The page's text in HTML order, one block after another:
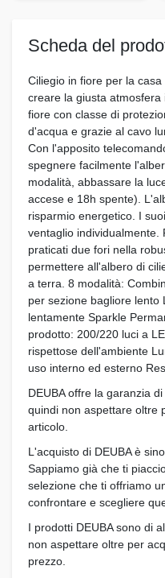
Scheda del
Ciliegio in fiore per la
creare la giusta
fiore con classe di
d'acqua e grazie al cavo
Con l'apposito
spegnere facilmente
modalità, abbassare la
accese e 18h spente).
risparmio energetico. I
ventaglio individualmente.
praticati due fori nella
permettere all'albero di
a terra. 8 modalità:
per sezione bagliore lento
lentamente Sparkle
prodotto: 200/220 luci a
rispettose dell'ambiente
uso interno ed esterno
DEUBA offre la garanzia
quindi non aspettare oltre
articolo.
L'acquisto di DEUBA è
Sappiamo già che ti
selezione che ti offriamo
confrontare e scegliere
I prodotti DEUBA sono di
non aspettare oltre per
prezzo.